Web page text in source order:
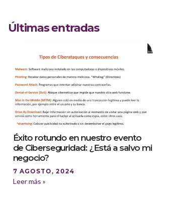
Últimas entradas
Éxito rotundo en nuestro evento
de Ciberseguridad: ¿Está a salvo mi
negocio?
7 AGOSTO, 2024
Leer más »